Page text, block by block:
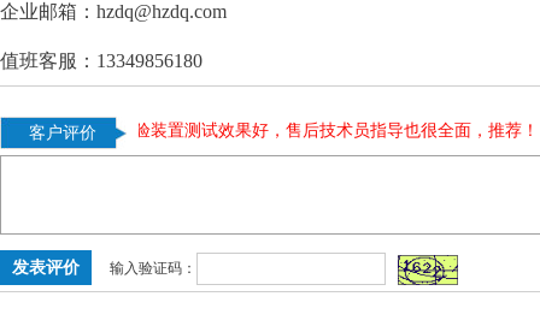
企业邮箱：hzdq@hzdq.com
值班客服：13349856180
客户评价 |
温升试验装置测试效果好，售后技术员指导也很全面，推荐！
输入验证码：